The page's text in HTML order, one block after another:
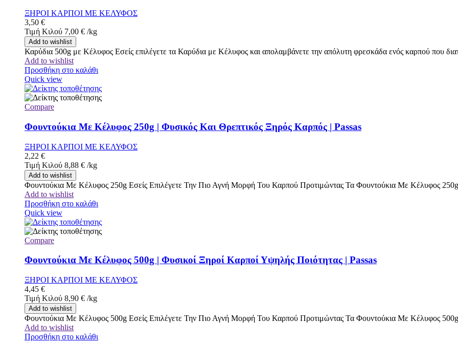
ΞΗΡΟΙ ΚΑΡΠΟΙ ΜΕ ΚΕΛΥΦΟΣ
3,50 €
Τιμή Κιλού 7,00 € /kg
Add to wishlist
Καρύδια 500g με Κέλυφος Εσείς επιλέγετε τα Καρύδια με Κέλυφος και απολαμβάνετε την απόλυτη φρεσκάδα ενός καρπού που
Add to wishlist
Προσθήκη στο καλάθι
Quick view
Compare
Φουντούκια Με Κέλυφος 250g | Φυσικός Και Θρεπτικός Ξηρός Καρπός | Passas
ΞΗΡΟΙ ΚΑΡΠΟΙ ΜΕ ΚΕΛΥΦΟΣ
2,22 €
Τιμή Κιλού 8,88 € /kg
Add to wishlist
Φουντούκια Με Κέλυφος 250g Εσείς Επιλέγετε Την Πιο Αγνή Μορφή Του Καρπού Προτιμώντας Τα Φουντούκια Με Κέλυφος
Add to wishlist
Προσθήκη στο καλάθι
Quick view
Compare
Φουντούκια Με Κέλυφος 500g | Φυσικοί Ξηροί Καρποί Υψηλής Ποιότητας | Passas
ΞΗΡΟΙ ΚΑΡΠΟΙ ΜΕ ΚΕΛΥΦΟΣ
4,45 €
Τιμή Κιλού 8,90 € /kg
Add to wishlist
Φουντούκια Με Κέλυφος 500g Εσείς Επιλέγετε Την Πιο Αγνή Μορφή Του Καρπού Προτιμώντας Τα Φουντούκια Με Κέλυφος
Add to wishlist
Προσθήκη στο καλάθι